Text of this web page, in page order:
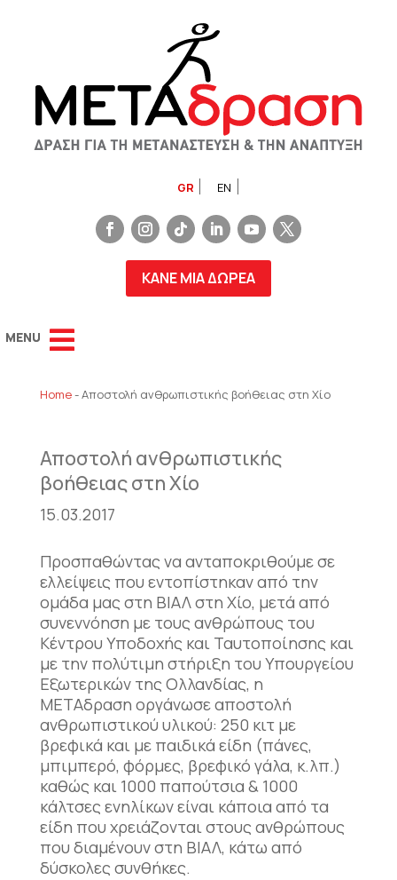
GR EN
ΚΑΝΕ ΜΙΑ ΔΩΡΕΑ
Home-Αποστολή ανθρωπιστικής βοήθειας στη Χίο
Αποστολή ανθρωπιστικής
βοήθειας στη Χίο
15.03.2017
Προσπαθώντας να ανταποκριθούμε σε
ελλείψεις που εντοπίστηκαν από την
ομάδα μας στη ΒΙΑΛ στη Χίο, μετά από
συνεννόηση με τους ανθρώπους του
Κέντρου Υποδοχής και Ταυτοποίησης και
με την πολύτιμη στήριξη του Υπουργείου
Εξωτερικών της Ολλανδίας, η
ΜΕΤΑδραση οργάνωσε αποστολή
ανθρωπιστικού υλικού: 250 κιτ με
βρεφικά και με παιδικά είδη (πάνες,
μπιμπερό, φόρμες, βρεφικό γάλα, κ.λπ.)
καθώς και 1000 παπούτσια & 1000
κάλτσες ενηλίκων είναι κάποια από τα
είδη που χρειάζονται στους ανθρώπους
που διαμένουν στη ΒΙΑΛ, κάτω από
δύσκολες συνθήκες.